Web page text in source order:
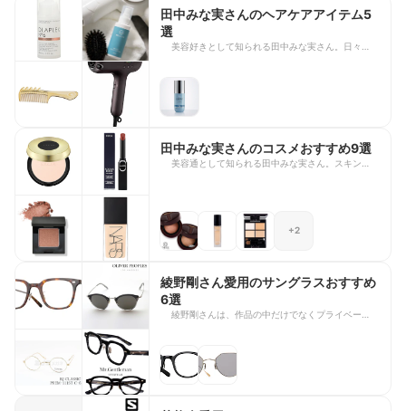
気に入りのチョコレートを厳選しました。自分への
ご褒美や大切な人へのギフトを探している方は、ぜ
ひ最後までチェックしてみてくださいね。
田中みな実さんのヘアケアアイテム5
選
美容好きとして知られる田中みな実さん。日々のヘ
イテムを6点ご紹介します。日々のルーティーンに
取り入れているアイテムを、トリートメントからド
実さんの美髪のヒントが詰まったアイテムを、ぜひ
チェックしてみてください。
田中みな実さんのコスメおすすめ9選
美容通として知られる田中みな実さん。スキンケア
用していると紹介したコスメ9点をご紹介します。
お気に入りの理由やおすすめの使い方もあわせてま
とめました。みな実さんの美容のヒントが詰まった
+2
綾野剛さん愛用のサングラスおすすめ
6選
綾野剛さんは、作品の中だけでなくプライベートや
ックな雰囲気を持つモデルから、個性を引き立てる
一本まで、センス良く選ばれたサングラスはいつも
注目を集めています。 今回は、綾野剛さんがドラ